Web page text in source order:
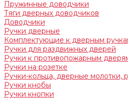
Пружинные доводчики
Тяги дверных доводчиков
Доводчики
Ручки дверные
Комплектующие к дверным
Ручки для раздвижных дверей
Ручки к противопожарным
Ручки на розетке
Ручки-кольца, дверные молотки,
Ручки кнобы
Ручки кнопки